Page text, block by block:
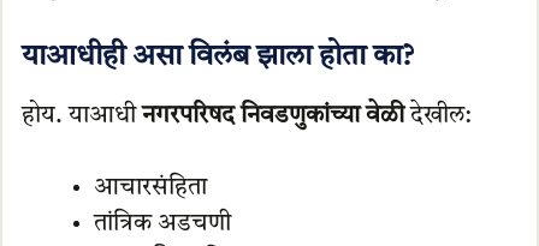
याआधीही असा विलंब झाला होता का?
होय. याआधीनगरपरिषद निवडणुकांच्या वेळीदेखील:
आचारसंहिता
तांत्रिक अडचणी